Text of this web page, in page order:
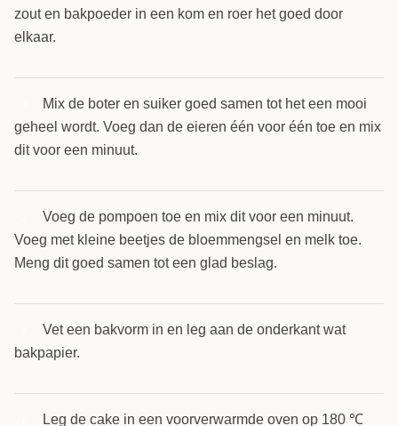
zout en bakpoeder in een kom en roer het goed door
elkaar.
Mix de boter en suiker goed samen tot het een mooi
geheel wordt. Voeg dan de eieren één voor één toe en mix
dit voor een minuut.
Voeg de pompoen toe en mix dit voor een minuut.
Voeg met kleine beetjes de bloemmengsel en melk toe.
Meng dit goed samen tot een glad beslag.
Vet een bakvorm in en leg aan de onderkant wat
bakpapier.
Leg de cake in een voorverwarmde oven op 180 ℃